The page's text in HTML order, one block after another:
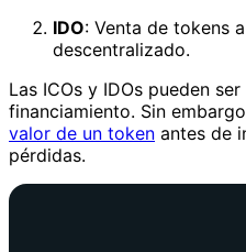
IDO: Venta de tokens
descentralizado.
Las ICOs y IDOs pueden
financiamiento. Sin
valor de un token antes de
pérdidas.